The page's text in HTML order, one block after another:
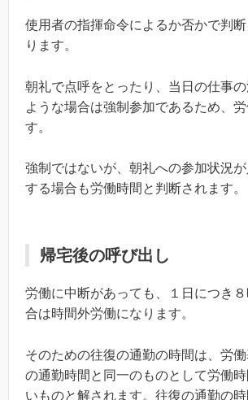
使用者の指揮命令によるか否かで判
ります。
朝礼で点呼をとったり、当日の仕事
ような場合は強制参加であるため、
す。
強制ではないが、朝礼への参加状況
する場合も労働時間と判断されます。
帰宅後の呼び出し
労働に中断があっても、１日につき
合は時間外労働になります。
そのための往復の通勤の時間は、労
の通勤時間と同一のものとして労働
いものと解されます。往復の通勤の